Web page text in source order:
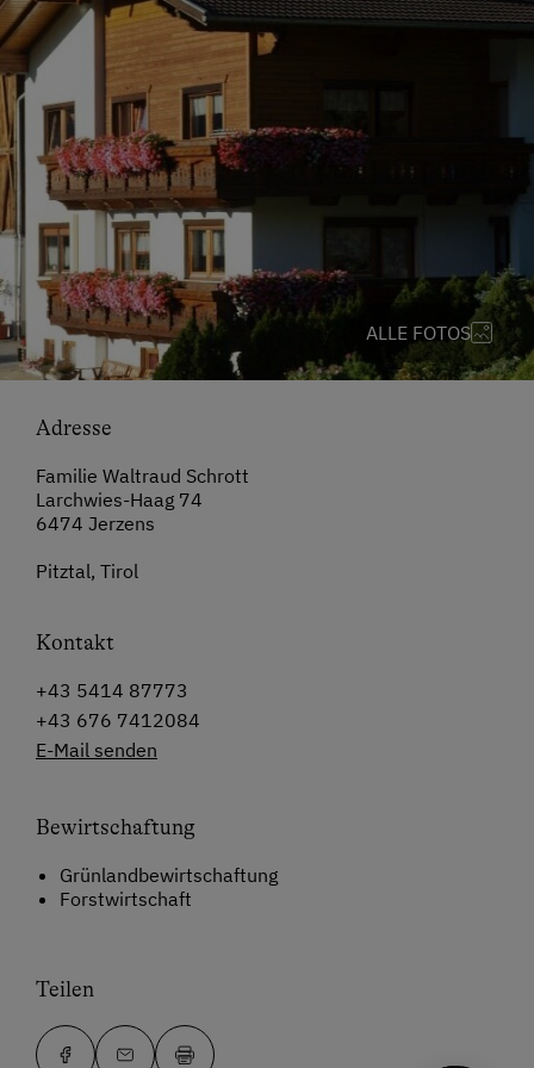
ALLE FOTOS
Adresse
Familie Waltraud Schrott
Larchwies-Haag 74
6474 Jerzens
Pitztal, Tirol
Kontakt
+43 5414 87773
+43 676 7412084
E-Mail senden
Bewirtschaftung
Grünlandbewirtschaftung
Forstwirtschaft
Teilen